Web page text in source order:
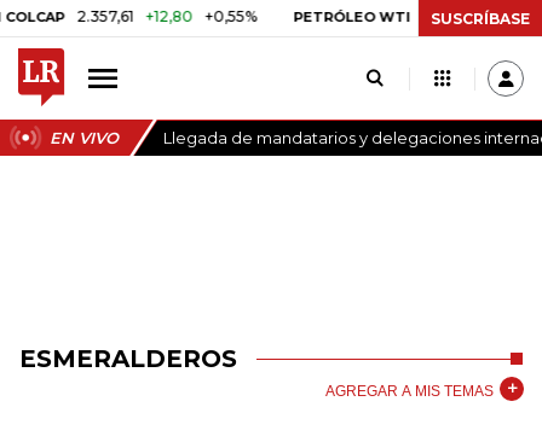
2.357,61 +12,80 +0,55% PETRÓLEO WTI US$ 75,09 -US$ 0,24
SUSCRÍBASE
EN VIVO Llegada de mandatarios y delegaciones
ESMERALDEROS
AGREGAR A MIS TEMAS